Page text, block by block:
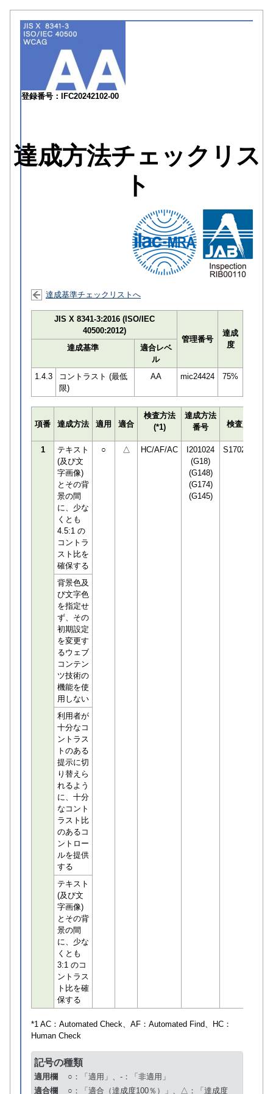
登録番号：IFC20242102-00
達成方法チェックリス
ト
達成基準チェックリストへ
JIS X 8341-3:2016 (ISO/IEC
40500:2012)
管理番号
達成
度
達成基準
適合レベ
ル
1.4.3
コントラスト (最低
限)
AA mic24424 75%
項番 達成方法 適用 適合
検査方法
(*1)
達成方法
番号
検査員
1
テキスト
(及び文
字画像)
とその背
景の間
に、少な
くとも
4.5:1 の
コントラ
スト比を
確保する
○ △ HC/AF/AC
I201024
(G18)
(G148)
(G174)
(G145)
S170294
背景色及
び文字色
を指定せ
ず、その
初期設定
を変更す
るウェブ
コンテン
ツ技術の
機能を使
用しない
利用者が
十分なコ
ントラス
トのある
提示に切
り替えら
れるよう
に、十分
なコント
ラスト比
のあるコ
ントロー
ルを提供
する
テキスト
(及び文
字画像)
とその背
景の間
に、少な
くとも
3:1 のコ
ントラス
ト比を確
保する
*1 AC： Automated Check、AF： Automated Find、HC：
Human Check
記号の種類
適用欄
○：「適用」、-：「非適用」
適合欄
○：「適合（達成度100％）」、△：「達成度